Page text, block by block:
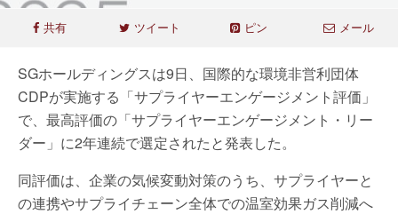
共有 ツイート ピン メール
SGホールディングスは9日、国際的な環境非営利団体
CDPが実施する「サプライヤーエンゲージメント評価」
で、最高評価の「サプライヤーエンゲージメント・リー
ダー」に2年連続で選定されたと発表した。
同評価は、企業の気候変動対策のうち、サプライヤーと
の連携やサプライチェーン全体での温室効果ガス削減へ